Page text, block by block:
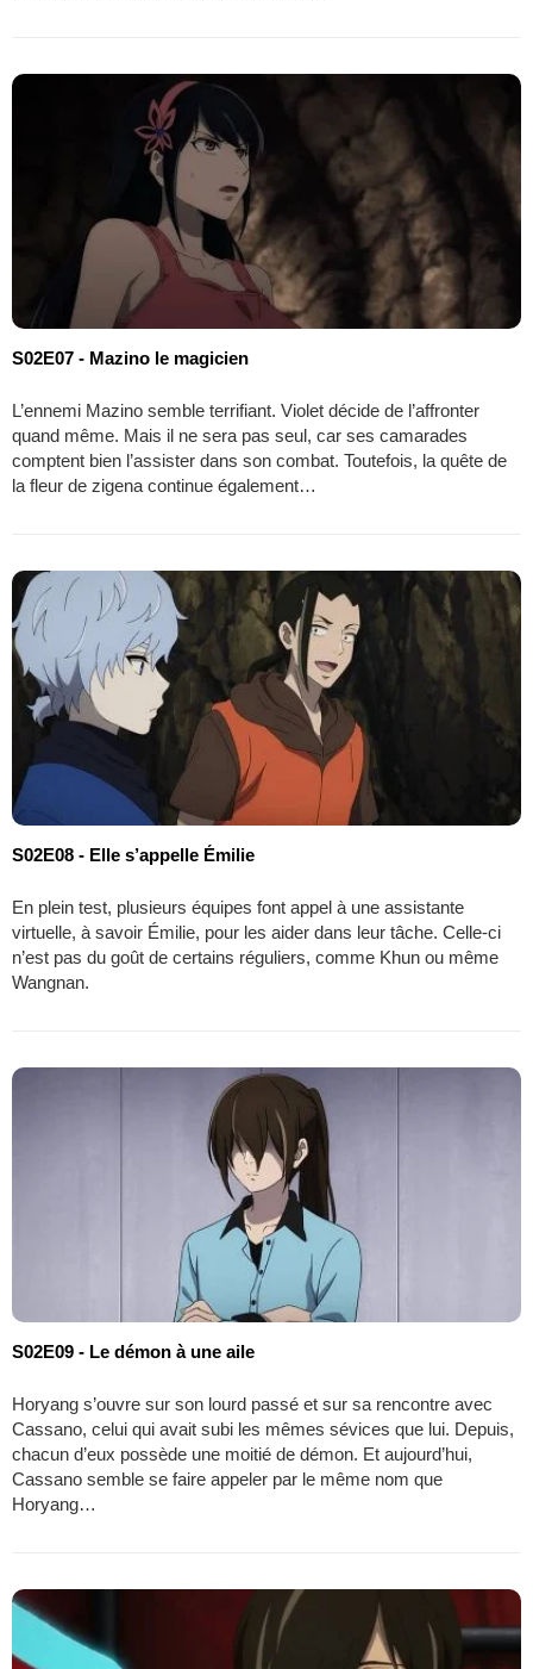
S02E07 - Mazino le magicien
L’ennemi Mazino semble terrifiant. Violet décide de l’affronter
quand même. Mais il ne sera pas seul, car ses camarades
comptent bien l’assister dans son combat. Toutefois, la quête de
la fleur de zigena continue également…
S02E08 - Elle s’appelle Émilie
En plein test, plusieurs équipes font appel à une assistante
virtuelle, à savoir Émilie, pour les aider dans leur tâche. Celle-ci
n’est pas du goût de certains réguliers, comme Khun ou même
Wangnan.
S02E09 - Le démon à une aile
Horyang s’ouvre sur son lourd passé et sur sa rencontre avec
Cassano, celui qui avait subi les mêmes sévices que lui. Depuis,
chacun d’eux possède une moitié de démon. Et aujourd’hui,
Cassano semble se faire appeler par le même nom que
Horyang…